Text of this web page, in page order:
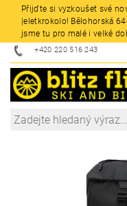
Přijďte si vyzkoušet své
|eletkrokolo! Bělohorská
jsme tu pro malé i velké
+420 220 516 243